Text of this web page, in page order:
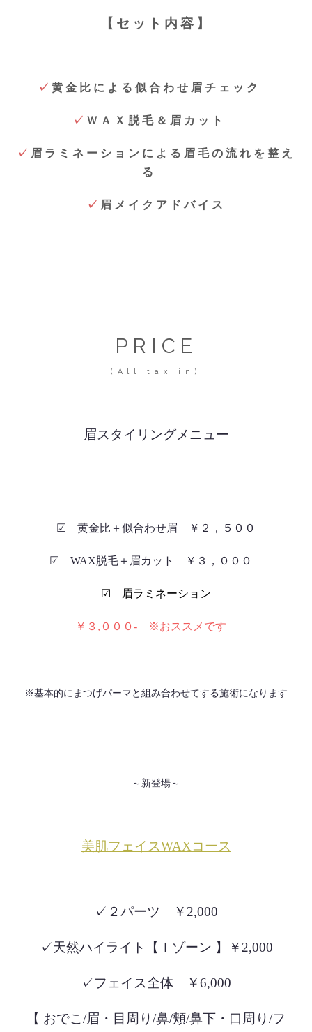
【セット内容】
✓ 黄金比による似合わせ眉チェック
✓ ＷＡＸ脱毛＆眉カット
✓ 眉ラミネーションによる眉毛の流れを整え
る
✓ 眉メイクアドバイス
PRICE
(All tax in)
眉スタイリングメニュー
☑ 黄金比＋似合わせ眉 ￥２，５００
☑ WAX脱毛＋眉カット ￥３，０００
☑ 眉ラミネーション
￥３,０００- ※おススメです
※基本的にまつげパーマと組み合わせてする施術になります
～新登場～
美肌フェイスWAXコース
✓２パーツ ￥2,000
✓天然ハイライト【Ｉゾーン 】￥2,000
✓フェイス全体 ￥6,000
【 おでこ/眉・目周り/鼻/頬/鼻下・口周り/フ